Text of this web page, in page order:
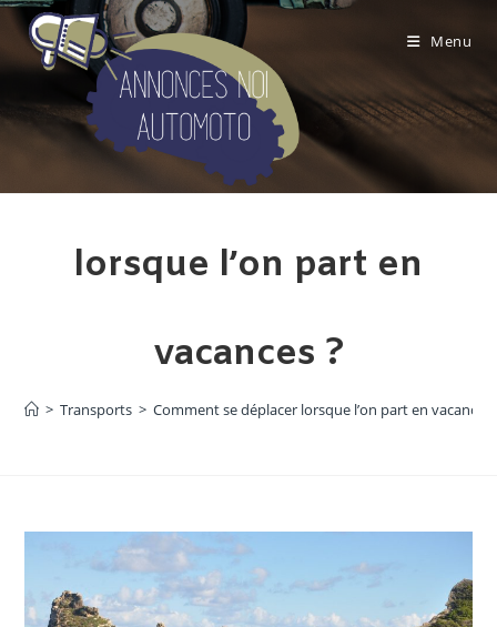
Skip
content
Menu
Comment se déplacer
lorsque l’on part en
vacances ?
> Transports > Comment se déplacer lorsque l’on part en vacances